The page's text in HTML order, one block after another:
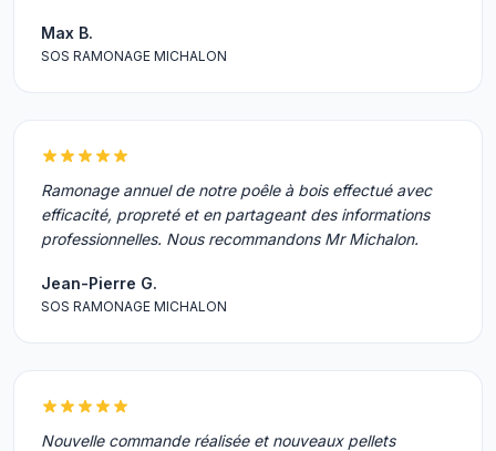
Max B.
SOS RAMONAGE MICHALON
Ramonage annuel de notre poêle à bois effectué avec
efficacité, propreté et en partageant des informations
professionnelles. Nous recommandons Mr Michalon.
Jean-Pierre G.
SOS RAMONAGE MICHALON
Nouvelle commande réalisée et nouveaux pellets